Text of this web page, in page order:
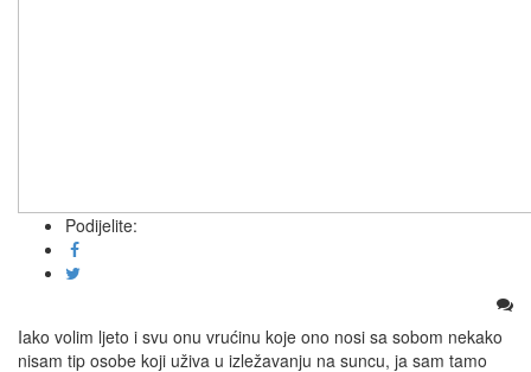
Podijelite:
Iako volim ljeto i svu onu vrućinu koje ono nosi sa sobom nekako
nisam tip osobe koji uživa u izležavanju na suncu, ja sam tamo